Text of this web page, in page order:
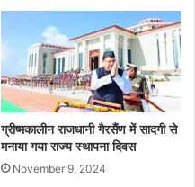
ग्रीष्मकालीन राजधानी गैरसैंण में सादगी से
मनाया गया राज्य स्थापना दिवस
November 9, 2024